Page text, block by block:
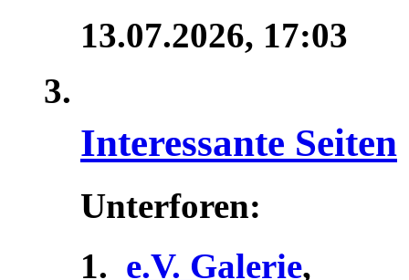
13.07.2026, 17:03
Interessante Seiten
Unterforen:
e.V. Galerie,